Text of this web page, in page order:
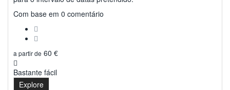
0
Com base em 0 comentário
a partir de 60 €
Bastante fácil
Explore